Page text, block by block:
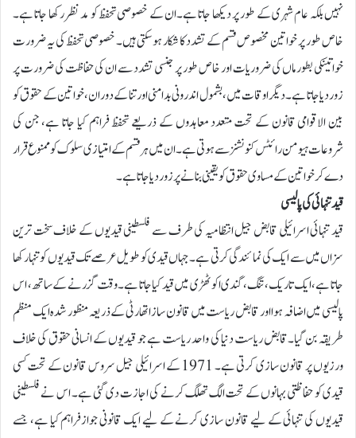
نہیں بلکہ عام شہری کے طور پر دیکھا جاتا ہے۔ان کے خصوصی تحفظ کو مد نظر رکھا جاتا ہے۔
خاص طور پر خواتین مخصوص قسم کے تشدد کا شکار ہو سکتی ہیں۔ خصوصی تحفظ کی یہ ضرورت
خواتینکی بطور ماں کی ضروریات اور خاص طور پر جنسی تشدد سے ان کی حفاظت کی ضرورت پر
زور دیا جاتا ہے۔دیگر اوقات میں، بشمول اندرونی بدامنی اور تنا کے دوران، خواتین کے حقوق کو
بین الاقوامی قانون کے تحت متعدد معاہدوں کے ذریعے تحفظ فراہم کیا جاتا ہے، جن کی
شروعات ہیومن رائٹس کنونشنز سے ہوتی ہے۔ ان میں ہر قسم کے امتیازی سلوک کو ممنوع قرار
دے کر خواتین کے مساوی حقوق کو یقینی بنانے پر زور دیا جاتا ہے۔
قید تنہائی کی پالیسی
قید تنہائی اسرائیلی قابض جیل انتظامیہ کی طرف سے فلسطینی قیدیوں کے خلاف سخت ترین
سزاں میں سے ایک کی نمائندگی کرتی ہے۔ جہاں قیدی کو طویل عرصے تک قیدیوں کو تنہا رکھا
جاتا ہے، ایک تاریک، تنگ، گندی اکوٹھڑی میں قید کیا جاتا ہے۔وقت گزرنے کے ساتھ، اس
پالیسی میں اضافہ ہوا اور قابض ریاست میں قانون ساز اتھارٹی کے ذریعہ منظور شدہ ایک منظم
طریقہ بن گیا۔قابض ریاست دنیا کی واحد ریاست ہے جو قیدیوں کے انسانی حقوق کی خلاف
ورزیوں پر قانون سازی کرتی ہے۔ 1971 کے اسرائیلی جیل سروس قانون کے تحت کسی
قیدی کو حفاظتی بہانوں کے تحت الگ تھلگ کرنے کی اجازت دی گئی ہے۔ اس نے فلسطینی
قیدیوں کی تنہائی کے لیے قانون سازی کرنے کے لیے ایک قانونی جوازفراہم کیا ہے، جسے